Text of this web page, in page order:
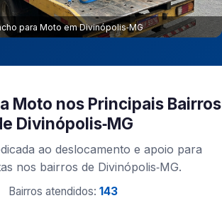
para Moto em Divinópolis‑MG
Moto nos Principais Bairros
Divinópolis‑MG
ao deslocamento e apoio para
nos bairros de Divinópolis‑MG.
Bairros atendidos: 143